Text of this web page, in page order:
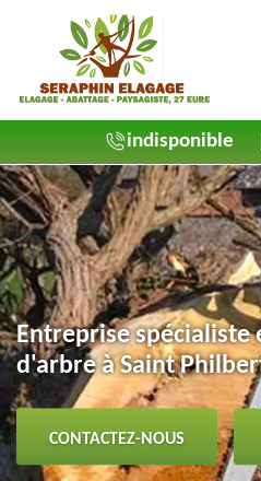
indisponible
Entreprise spécialiste
d'arbre à Saint
CONTACTEZ-NOUS